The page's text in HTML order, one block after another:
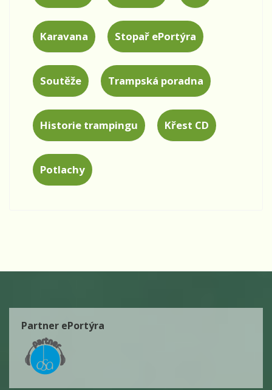
Karavana Stopař ePortýra
Soutěže Trampská poradna
Historie trampingu Křest CD
Potlachy
Partner ePortýra